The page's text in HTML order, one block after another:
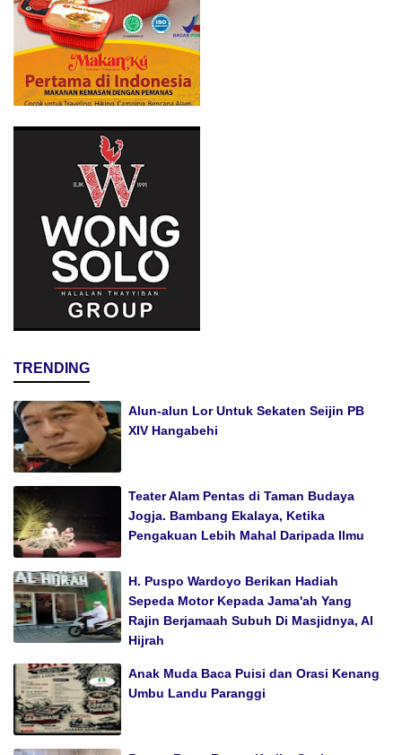
TRENDING
Alun-alun Lor Untuk Sekaten Seijin PB
XIV Hangabehi
Teater Alam Pentas di Taman Budaya
Jogja. Bambang Ekalaya, Ketika
Pengakuan Lebih Mahal Daripada Ilmu
H. Puspo Wardoyo Berikan Hadiah
Sepeda Motor Kepada Jama'ah Yang
Rajin Berjamaah Subuh Di Masjidnya, Al
Hijrah
Anak Muda Baca Puisi dan Orasi Kenang
Umbu Landu Paranggi